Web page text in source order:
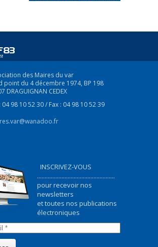
au mieux les réfugiés
des Maires du var
point du 4 décembre 1974, BP 198
DRAGUIGNAN CEDEX
04 98 10 52 30 / Fax : 04 98 10 52 39
INSCRIVEZ-VOUS
...................................................
pour recevoir nos
newsletters
et toutes nos publications
électroniques